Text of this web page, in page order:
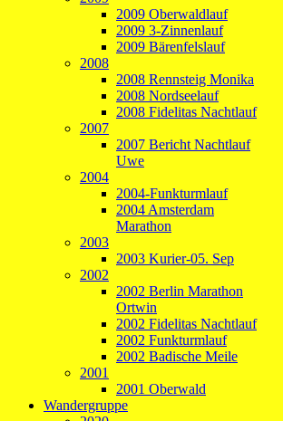
2009 Oberwaldlauf
2009 3-Zinnenlauf
2009 Bärenfelslauf
2008
2008 Rennsteig Monika
2008 Nordseelauf
2008 Fidelitas Nachtlauf
2007
2007 Bericht Nachtlauf
Uwe
2004
2004-Funkturmlauf
2004 Amsterdam
Marathon
2003
2003 Kurier-05. Sep
2002
2002 Berlin Marathon
Ortwin
2002 Fidelitas Nachtlauf
2002 Funkturmlauf
2002 Badische Meile
2001
2001 Oberwald
Wandergruppe